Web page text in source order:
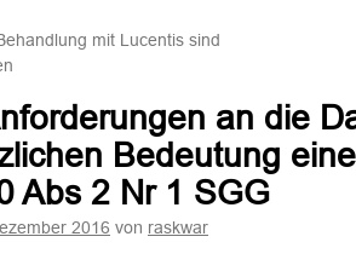
mit Lucentis sind
an die
Bedeutung
Abs 2 Nr 1 SGG
2016 von raskwar